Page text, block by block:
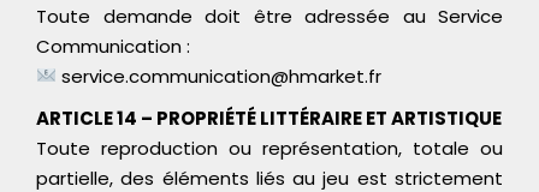
Toute demande doit être adressée au Service
Communication :
service.communication@hmarket.fr
ARTICLE 14 – PROPRIÉTÉ LITTÉRAIRE ET ARTISTIQUE
Toute reproduction ou représentation, totale ou
partielle, des éléments liés au jeu est strictement